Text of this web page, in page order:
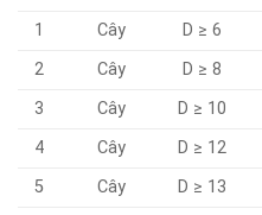
1 Cây D ≥ 6
2
Cây D ≥ 8
3
Cây D ≥ 10
4
Cây D ≥ 12
5
Cây D ≥ 13